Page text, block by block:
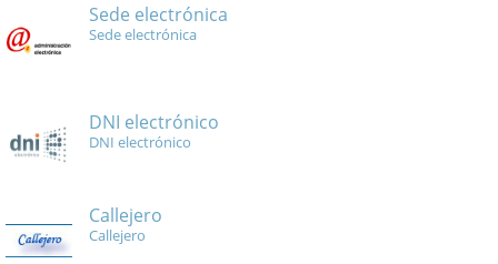
Sede electrónica
Sede electrónica
DNI electrónico
DNI electrónico
Callejero
Callejero